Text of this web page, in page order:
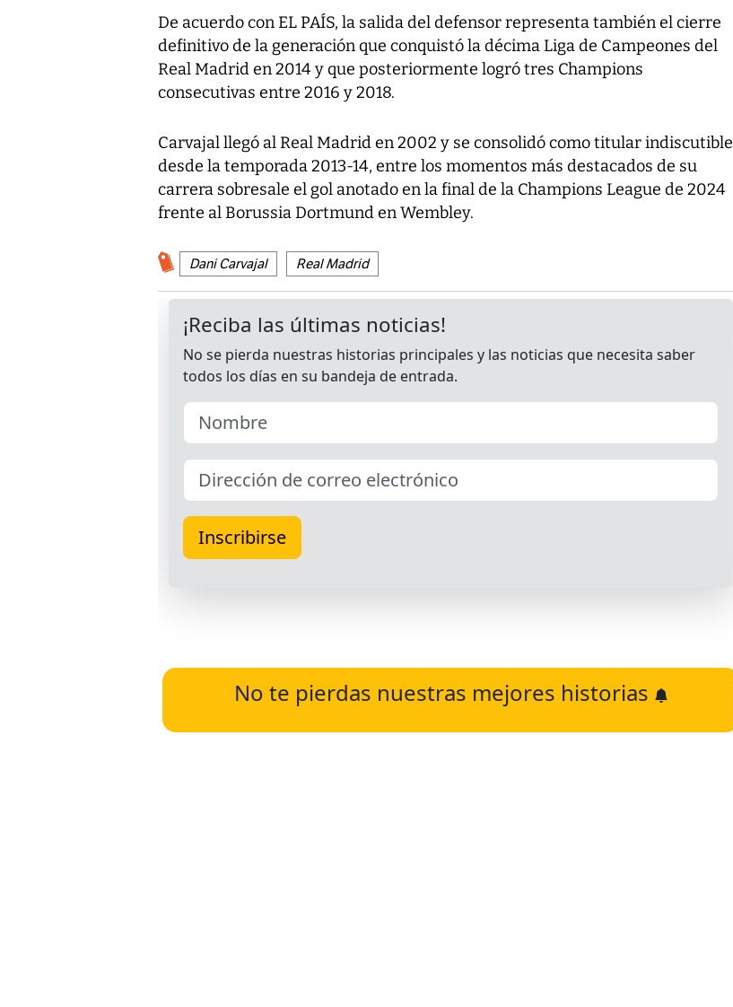
De acuerdo con EL PAÍS, la salida del defensor representa también el cierre
definitivo de la generación que conquistó la décima Liga de Campeones del
Real Madrid en 2014 y que posteriormente logró tres Champions
consecutivas entre 2016 y 2018.
Carvajal llegó al Real Madrid en 2002 y se consolidó como titular indiscutible
desde la temporada 2013-14, entre los momentos más destacados de su
carrera sobresale el gol anotado en la final de la Champions League de 2024
frente al Borussia Dortmund en Wembley.
Dani Carvajal Real Madrid
No te pierdas nuestras mejores historias